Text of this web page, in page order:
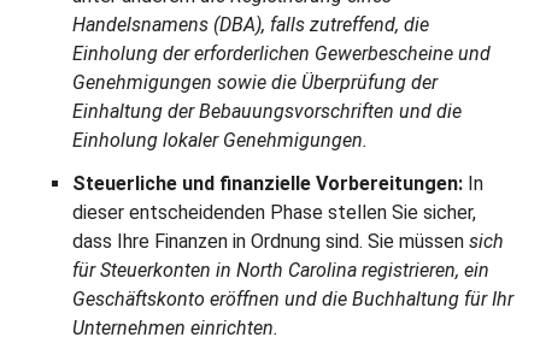
Handelsnamens (DBA), falls zutreffend, die
Einholung der erforderlichen Gewerbescheine und
Genehmigungen sowie die Überprüfung der
Einhaltung der Bebauungsvorschriften und die
Einholung lokaler Genehmigungen.
Steuerliche und finanzielle Vorbereitungen: In
dieser entscheidenden Phase stellen Sie sicher,
dass Ihre Finanzen in Ordnung sind. Sie müssen sich
für Steuerkonten in North Carolina registrieren, ein
Geschäftskonto eröffnen und die Buchhaltung für Ihr
Unternehmen einrichten.